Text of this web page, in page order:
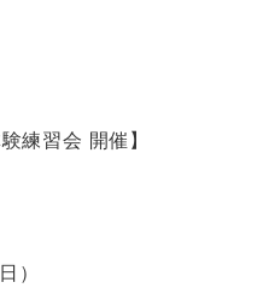
練習会 開催】
）